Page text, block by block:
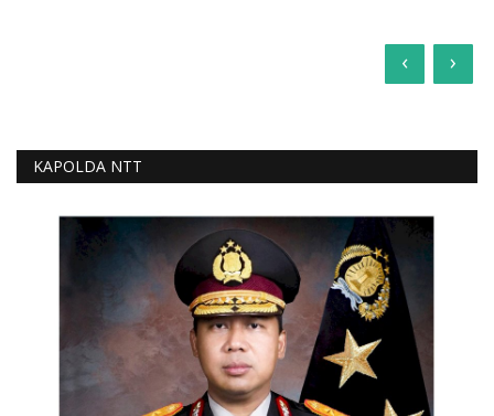
‹ ›
KAPOLDA NTT